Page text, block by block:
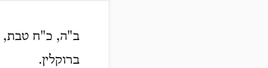
ב"ה, כ"ח
ברוקלין.